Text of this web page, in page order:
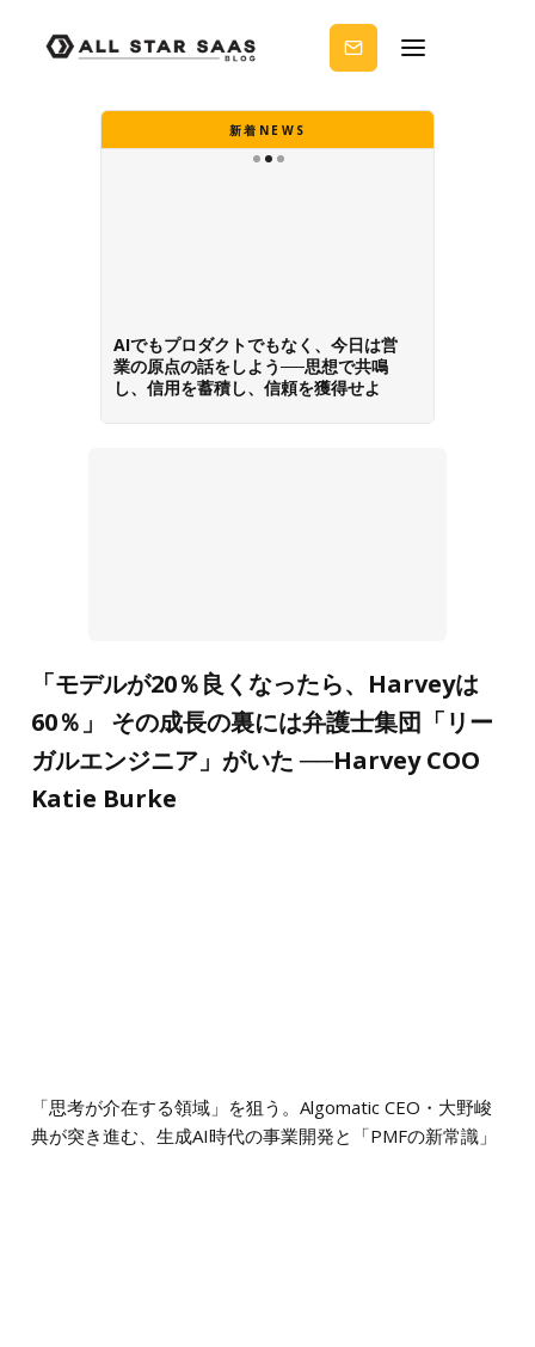
ノウ
ハウ
を受
せん
新着NEWS
産業を越えた業務効率化に挑む、マル
チバーティカルSaaS─アトミックソフ
トウェアの思想─
Slide 3 of 3.
「モデルが20％良くなったら、Harveyは
60％」 その成長の裏には弁護士集団「リー
ガルエンジニア」がいた ──Harvey COO
Katie Burke
「思考が介在する領域」を狙う。Algomatic CEO・大野峻
典が突き進む、生成AI時代の事業開発と「PMFの新常識」